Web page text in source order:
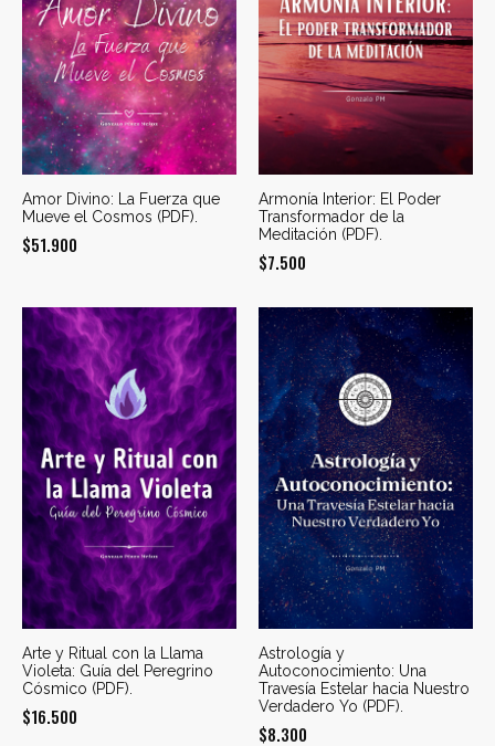
Amor Divino: La Fuerza que
Mueve el Cosmos (PDF).
$51.900
Armonía Interior: El Poder
Transformador de la
Meditación (PDF).
$7.500
Arte y Ritual con la Llama
Violeta: Guía del Peregrino
Cósmico (PDF).
$16.500
Astrología y
Autoconocimiento: Una
Travesía Estelar hacia Nuestro
Verdadero Yo (PDF).
$8.300